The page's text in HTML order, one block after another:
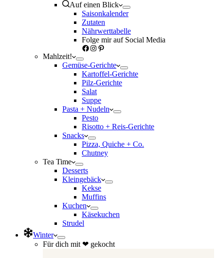
Auf einen Blick
Saisonkalender
Zutaten
Nährwerttabelle
Folge mir auf Social Media
Facebook
Instagram
Pinterest
Mahlzeit!
Gemüse-Gerichte
Kartoffel-Gerichte
Pilz-Gerichte
Salat
Suppe
Pasta + Nudeln
Pesto
Risotto + Reis-Gerichte
Snacks
Pizza, Quiche + Co.
Chutney
Tea Time
Desserts
Kleingebäck
Kekse
Muffins
Kuchen
Käsekuchen
Strudel
Winter
Für dich mit ❤ gekocht